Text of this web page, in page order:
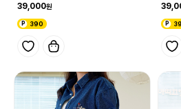
39,000
390